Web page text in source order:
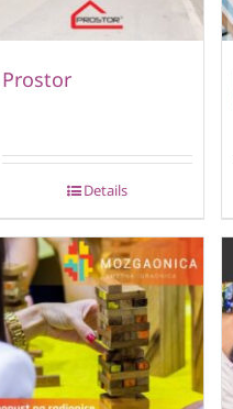
Prostor
Details